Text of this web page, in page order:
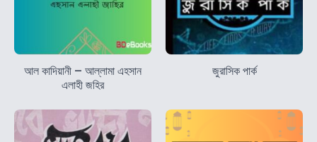
আল কাদিয়ানী – আল্লামা এহসান
এলাহী জহির
জুরাসিক পার্ক